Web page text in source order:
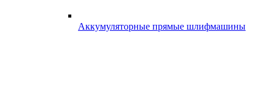
Аккумуляторные прямые шлифмашины